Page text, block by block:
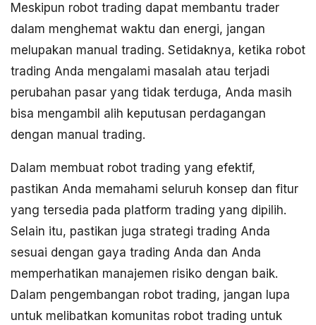
Meskipun robot trading dapat membantu trader
dalam menghemat waktu dan energi, jangan
melupakan manual trading. Setidaknya, ketika robot
trading Anda mengalami masalah atau terjadi
perubahan pasar yang tidak terduga, Anda masih
bisa mengambil alih keputusan perdagangan
dengan manual trading.
Dalam membuat robot trading yang efektif,
pastikan Anda memahami seluruh konsep dan fitur
yang tersedia pada platform trading yang dipilih.
Selain itu, pastikan juga strategi trading Anda
sesuai dengan gaya trading Anda dan Anda
memperhatikan manajemen risiko dengan baik.
Dalam pengembangan robot trading, jangan lupa
untuk melibatkan komunitas robot trading untuk